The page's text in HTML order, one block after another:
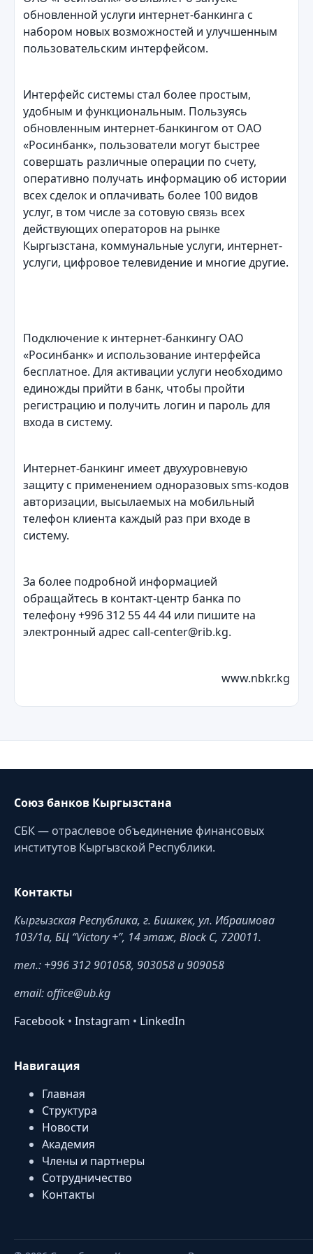
обновленной услуги интернет-банкинга c
набором новых возможностей и улучшенным
пользовательским интерфейсом.
Интерфейс системы стал более простым,
удобным и функциональным. Пользуясь
обновленным интернет-банкингом от ОАО
«Росинбанк», пользователи могут быстрее
совершать различные операции по счету,
оперативно получать информацию об истории
всех сделок и оплачивать более 100 видов
услуг, в том числе за сотовую связь всех
действующих операторов на рынке
Кыргызстана, коммунальные услуги, интернет-
услуги, цифровое телевидение и многие другие.
Подключение к интернет-банкингу ОАО
«Росинбанк» и использование интерфейса
бесплатное. Для активации услуги необходимо
единожды прийти в банк, чтобы пройти
регистрацию и получить логин и пароль для
входа в систему.
Интернет-банкинг имеет двухуровневую
защиту с применением одноразовых sms-кодов
авторизации, высылаемых на мобильный
телефон клиента каждый раз при входе в
систему.
За более подробной информацией
обращайтесь в контакт-центр банка по
телефону +996 312 55 44 44 или пишите на
электронный адрес call-center@rib.kg.
www.nbkr.kg
Союз банков Кыргызстана
СБК — отраслевое объединение финансовых
институтов Кыргызской Республики.
Контакты
Кыргызская Республика, г. Бишкек, ул. Ибраимова
103/1a, БЦ “Victory +”, 14 этаж, Block C, 720011.
тел.: +996 312 901058, 903058 и 909058
email: office@ub.kg
Facebook • Instagram • LinkedIn
Навигация
Главная
Структура
Новости
Академия
Члены и партнеры
Сотрудничество
Контакты